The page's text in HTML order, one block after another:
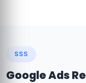
SSS
Google Ads